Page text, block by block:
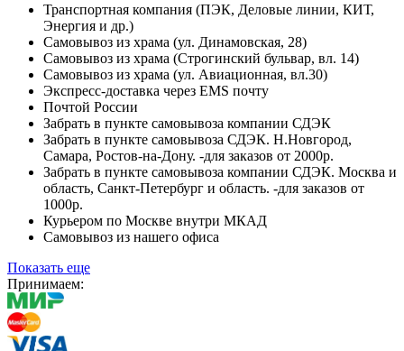
Транспортная компания (ПЭК, Деловые линии, КИТ,
Энергия и др.)
Самовывоз из храма (ул. Динамовская, 28)
Самовывоз из храма (Строгинский бульвар, вл. 14)
Самовывоз из храма (ул. Авиационная, вл.30)
Экспресс-доставка через EMS почту
Почтой России
Забрать в пункте самовывоза компании СДЭК
Забрать в пункте самовывоза СДЭК. Н.Новгород,
Самара, Ростов-на-Дону. -для заказов от 2000р.
Забрать в пункте самовывоза компании СДЭК. Москва и
область, Санкт-Петербург и область. -для заказов от
1000р.
Курьером по Москве внутри МКАД
Самовывоз из нашего офиса
Показать еще
Принимаем: